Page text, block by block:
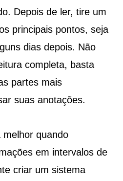
Depois de ler, tire um
principais pontos, seja
dias depois. Não
completa, basta
partes mais
suas anotações.
quando
em intervalos de
criar um sistema